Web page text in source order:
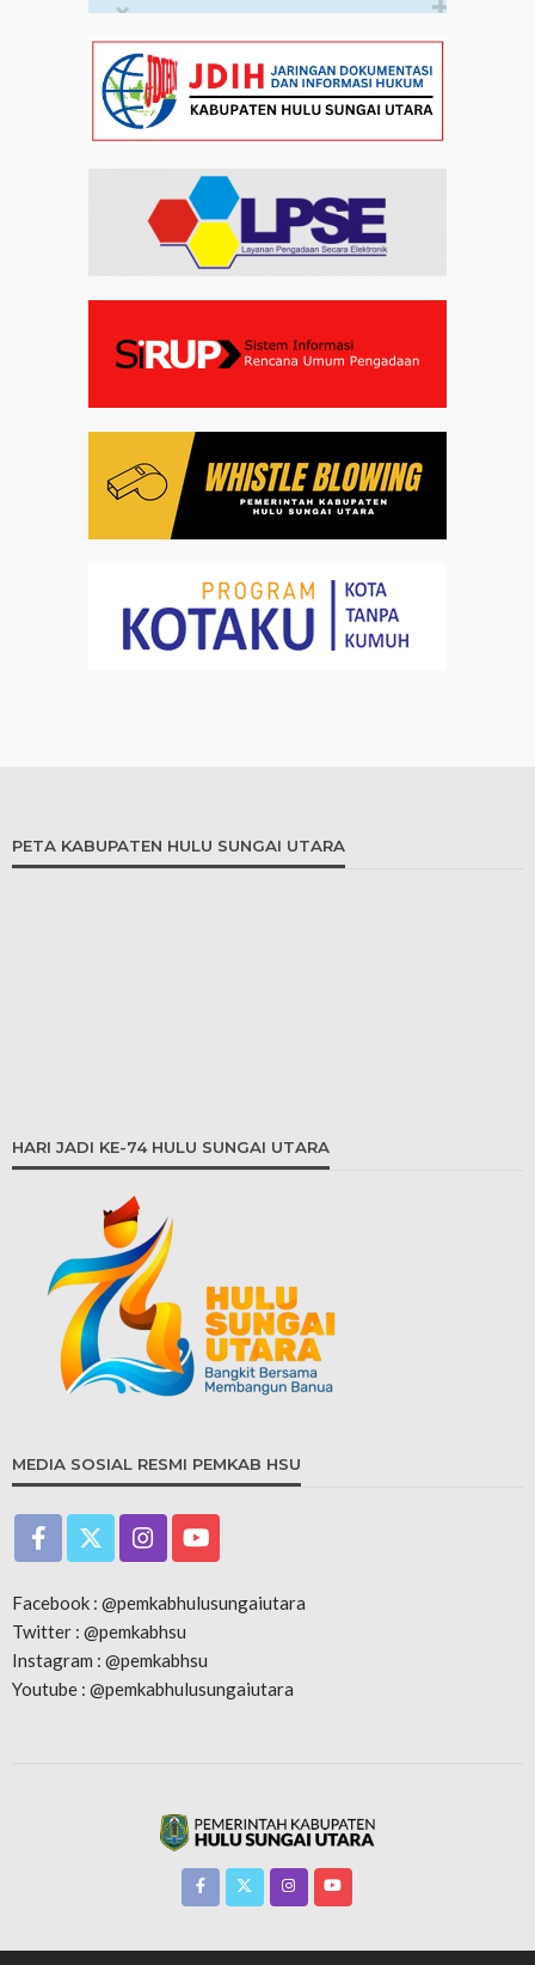
PETA KABUPATEN HULU SUNGAI UTARA
HARI JADI KE-74 HULU SUNGAI UTARA
MEDIA SOSIAL RESMI PEMKAB HSU
Facebook : @pemkabhulusungaiutara
Twitter : @pemkabhsu
Instagram : @pemkabhsu
Youtube : @pemkabhulusungaiutara